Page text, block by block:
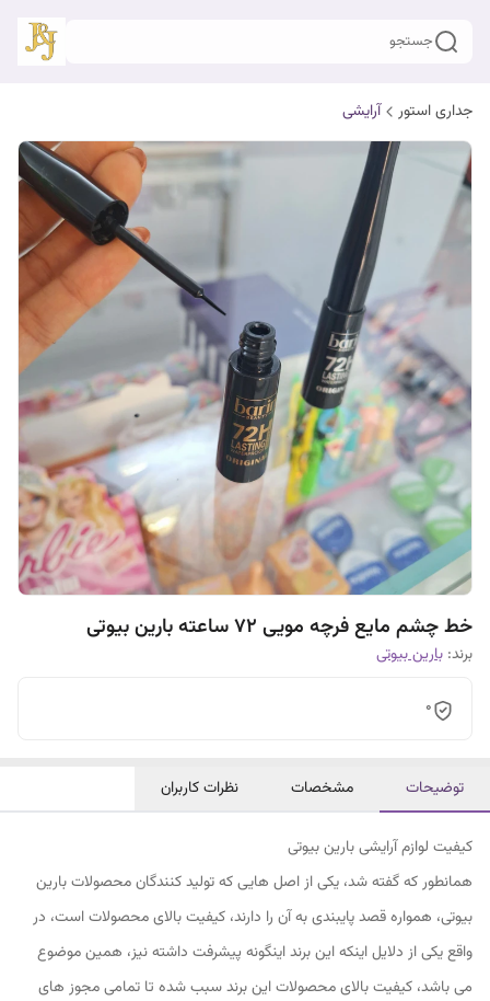
جستجو
جداری استور آرایشی
خط چشم مایع فرچه مویی 72 ساعته بارین بیوتی
برند: بارین بیوتی
0
توضیحات مشخصات نظرات کاربران
کیفیت لوازم آرایشی بارین بیوتی
همانطور که گفته شد، یکی از اصل هایی که تولید کنندگان محصولات بارین
بیوتی، همواره قصد پایبندی به آن را دارند، کیفیت بالای محصولات است، در
واقع یکی از دلایل اینکه این برند اینگونه پیشرفت داشته نیز، همین موضوع
می باشد، کیفیت بالای محصولات این برند سبب شده تا تمامی مجوز های